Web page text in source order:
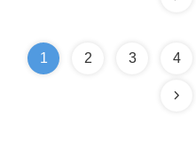
1 2 3 4